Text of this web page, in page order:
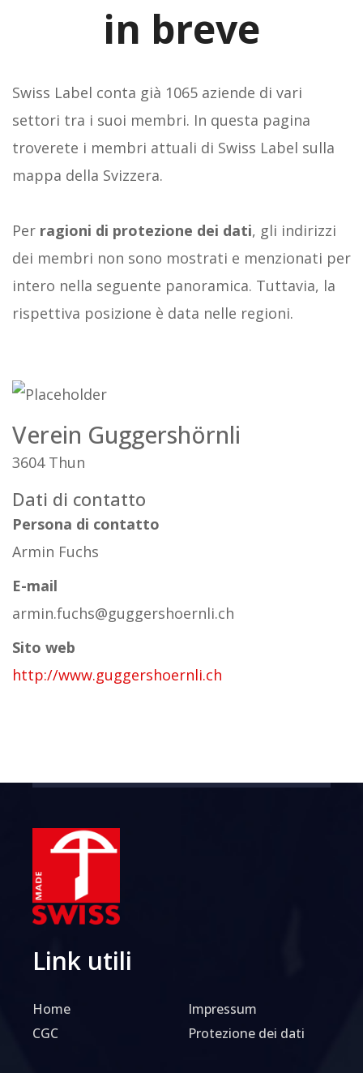
in breve
Swiss Label conta già 1065 aziende di vari
settori tra i suoi membri. In questa pagina
troverete i membri attuali di Swiss Label sulla
mappa della Svizzera.
Per ragioni di protezione dei dati, gli indirizzi
dei membri non sono mostrati e menzionati per
intero nella seguente panoramica. Tuttavia, la
rispettiva posizione è data nelle regioni.
Verein Guggershörnli
3604 Thun
Dati di contatto
Persona di contatto
Armin Fuchs
E-mail
armin.fuchs@guggershoernli.ch
Sito web
http://www.guggershoernli.ch
Link utili
Home
CGC
Impressum
Protezione dei dati